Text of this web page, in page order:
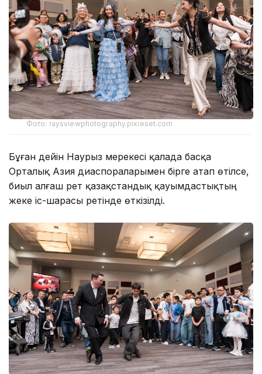
Фото: raysviewphotography.pixieset.com
Бұған дейін Наурыз мерекесі қалада басқа
Орталық Азия диаспораларымен бірге атап өтілсе,
биыл алғаш рет қазақстандық қауымдастықтың
жеке іс-шарасы ретінде өткізілді.